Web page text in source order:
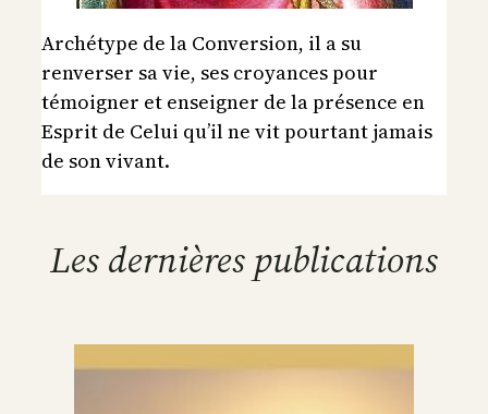
Archétype de la Conversion, il a su
renverser sa vie, ses croyances pour
témoigner et enseigner de la présence en
Esprit de Celui qu’il ne vit pourtant jamais
de son vivant.
Les dernières publications